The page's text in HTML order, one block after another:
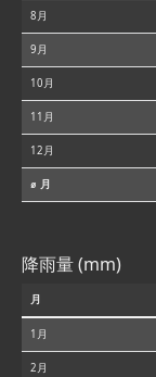
8月
9月
10月
11月
12月
⌀ 月
降雨量 (mm)
月
1月
2月